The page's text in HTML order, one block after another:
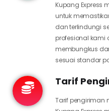
Kupang Express
untuk
dan terlindungi
profesional
membungkus
sesuai standar
Tarif
Tarif pengiriman